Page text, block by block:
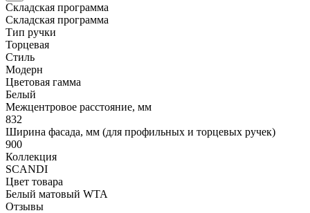
Складская программа
Складская программа
Тип ручки
Торцевая
Стиль
Модерн
Цветовая гамма
Белый
Межцентровое расстояние, мм
832
Ширина фасада, мм (для профильных и торцевых ручек)
900
Коллекция
SCANDI
Цвет товара
Белый матовый WTA
Отзывы